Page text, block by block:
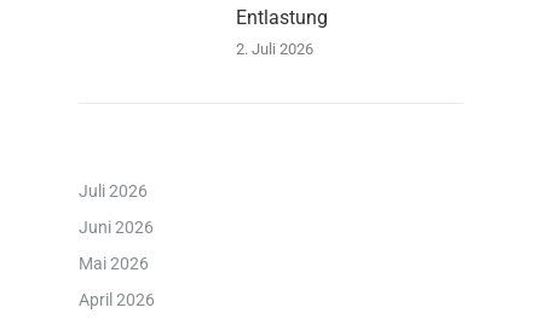
Entlastung
2. Juli 2026
Juli 2026
Juni 2026
Mai 2026
April 2026